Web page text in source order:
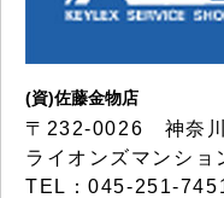
(資)佐藤金物店
〒232-0026 神奈
ライオンズマンシ
TEL：045-251-